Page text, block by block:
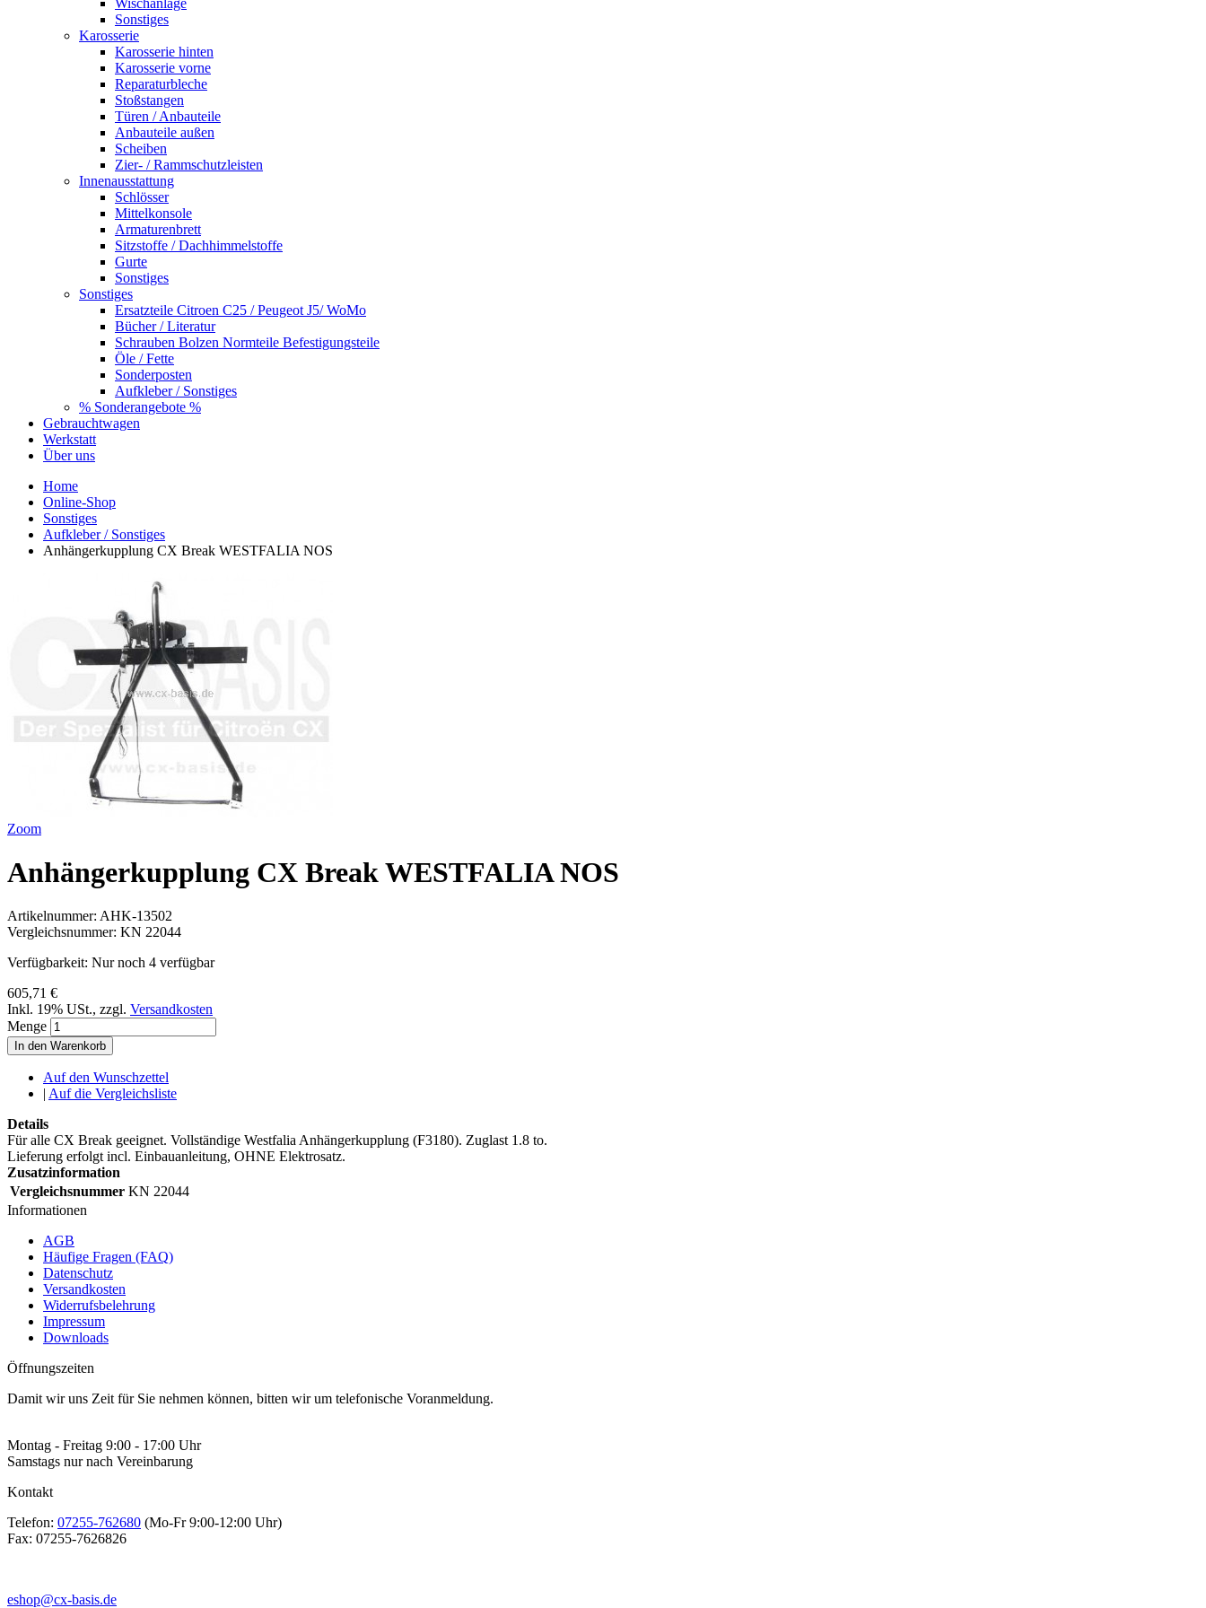
Sonstiges
Karosserie
Karosserie hinten
Karosserie vorne
Reparaturbleche
Stoßstangen
Türen / Anbauteile
Anbauteile außen
Scheiben
Zier- / Rammschutzleisten
Innenausstattung
Schlösser
Mittelkonsole
Armaturenbrett
Sitzstoffe / Dachhimmelstoffe
Gurte
Sonstiges
Sonstiges
Ersatzteile Citroen C25 / Peugeot J5/ WoMo
Bücher / Literatur
Schrauben Bolzen Normteile Befestigungsteile
Öle / Fette
Sonderposten
Aufkleber / Sonstiges
% Sonderangebote %
Gebrauchtwagen
Werkstatt
Über uns
Home
Online-Shop
Sonstiges
Aufkleber / Sonstiges
Anhängerkupplung CX Break WESTFALIA NOS
Zoom
Anhängerkupplung CX Break WESTFALIA NOS
Artikelnummer: AHK-13502
Vergleichsnummer: KN 22044
Verfügbarkeit: Nur noch 4 verfügbar
605,71 €
Inkl. 19% USt., zzgl. Versandkosten
Menge
In den Warenkorb
Auf den Wunschzettel
| Auf die Vergleichsliste
Details
Für alle CX Break geeignet. Vollständige Westfalia Anhängerkupplung (F3180). Zuglast 1.8 to.
Lieferung erfolgt incl. Einbauanleitung, OHNE Elektrosatz.
Zusatzinformation
Vergleichsnummer KN 22044
Informationen
AGB
Häufige Fragen (FAQ)
Datenschutz
Versandkosten
Widerrufsbelehrung
Impressum
Downloads
Öffnungszeiten
Damit wir uns Zeit für Sie nehmen können, bitten wir um telefonische Voranmeldung.
Montag - Freitag 9:00 - 17:00 Uhr
Samstags nur nach Vereinbarung
Kontakt
Telefon: 07255-762680 (Mo-Fr 9:00-12:00 Uhr)
Fax: 07255-7626826
eshop@cx-basis.de